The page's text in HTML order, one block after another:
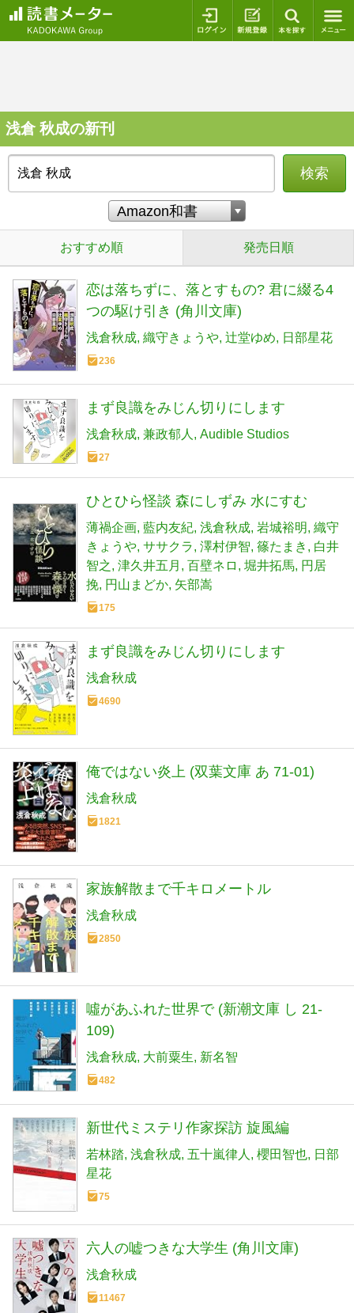
ログイン 新規登録
浅倉 秋成の新刊
検索
おすすめ順 発売日順
恋は落ちずに、落とすもの? 君に綴る4
つの駆け引き (角川文庫)
浅倉秋成 織守きょうや 辻堂ゆめ 日部星花
236
まず良識をみじん切りにします
浅倉秋成 兼政郁人 Audible Studios
27
ひとひら怪談 森にしずみ 水にすむ
薄禍企画 藍内友紀 浅倉秋成 岩城裕明 織守
きょうや ササクラ 澤村伊智 篠たまき
白井
智之 津久井五月 百壁ネロ 堀井拓馬 円居
挽 円山まどか 矢部嵩
175
まず良識をみじん切りにします
浅倉秋成
4690
俺ではない炎上 (双葉文庫 あ 71-01)
浅倉秋成
1821
家族解散まで千キロメートル
浅倉秋成
2850
噓があふれた世界で (新潮文庫 し 21-
109)
浅倉秋成 大前粟生 新名智
482
新世代ミステリ作家探訪 旋風編
若林踏 浅倉秋成 五十嵐律人 櫻田智也
日部
星花
75
六人の嘘つきな大学生 (角川文庫)
浅倉秋成
11467